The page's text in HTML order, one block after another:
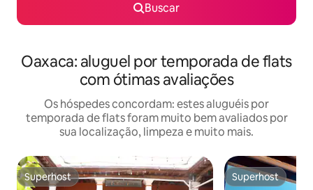
Buscar
Oaxaca: aluguel por temporada de flats
com ótimas avaliações
Os hóspedes concordam: estes aluguéis por
temporada de flats foram muito bem avaliados por
sua localização, limpeza e muito mais.
Superhost
Superhost Superhost
Superhost